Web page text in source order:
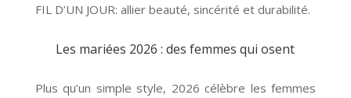
FIL D’UN JOUR: allier beauté, sincérité et durabilité.
Les mariées 2026 : des femmes qui osent
Plus qu’un simple style, 2026 célèbre les femmes